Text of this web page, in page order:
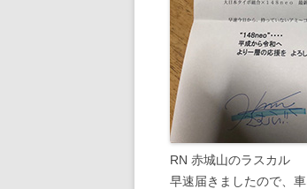
RN 赤城山のラスカル
早速届きましたので、